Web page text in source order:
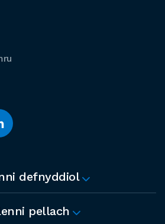
defnyddiol
pellach